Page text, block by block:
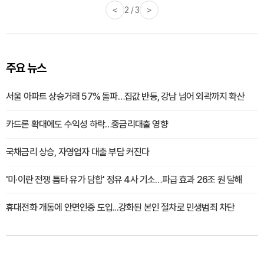
< 2 / 3 >
주요 뉴스
서울 아파트 상승거래 57% 돌파…집값 반등, 강남 넘어 외곽까지 확산
카드론 확대에도 수익성 하락…중금리대출 영향
국채금리 상승, 자영업자 대출 부담 커진다
'미·이란 전쟁 틈타 유가 담합' 정유 4사 기소…파급 효과 26조 원 달해
휴대전화 개통에 안면인증 도입...강화된 본인 절차로 민생범죄 차단